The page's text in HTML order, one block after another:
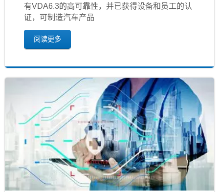
有VDA6.3的高可靠性，并已获得设备和员工的认
证，可制造汽车产品
阅读更多